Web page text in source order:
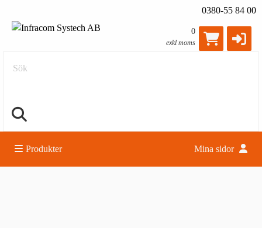
0380-55 84 00
0
exkl moms
Sök
Produkter Mina sidor